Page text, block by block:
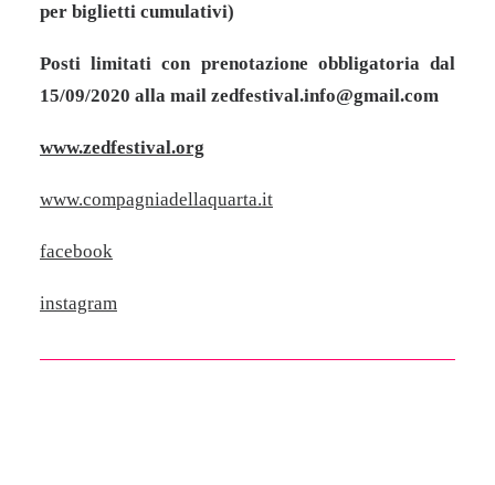
per biglietti cumulativi)
Posti limitati con prenotazione obbligatoria dal
15/09/2020 alla mail zedfestival.info@gmail.com
www.zedfestival.org
www.compagniadellaquarta.it
facebook
instagram